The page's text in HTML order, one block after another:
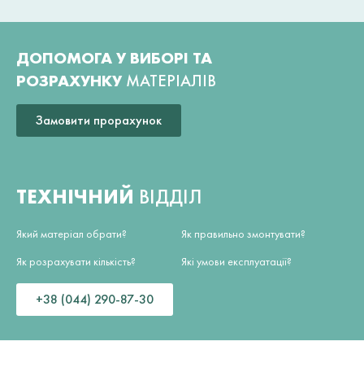
ДОПОМОГА У ВИБОРІ ТА
РОЗРАХУНКУ МАТЕРІАЛІВ
Замовити прорахунок
ТЕХНІЧНИЙ ВІДДІЛ
Який матеріал обрати?
Як розрахувати кількість?
Як правильно змонтувати?
Які умови експлуатації?
+38 (044) 290-87-30